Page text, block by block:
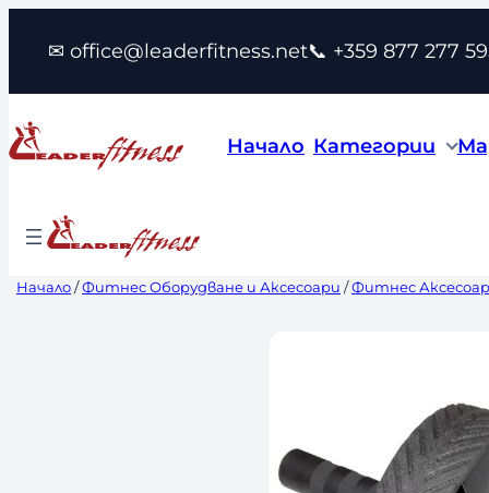
съдържанието
✉ office@leaderfitness.net📞 +359 877 277
Начало Категории
Начало/Фитнес Оборудване и Аксесоари /Фитнес